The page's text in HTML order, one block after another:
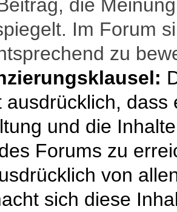
die
Im Forum
zu
ausdrücklich,
und die
Forums zu
von
sich diese